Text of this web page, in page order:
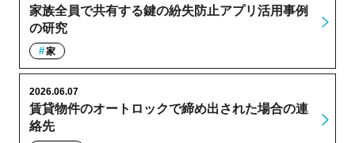
家族全員で共有する鍵の紛失防止アプリ活用事例
の研究
家
賃貸物件のオートロックで締め出された場合の連
絡先
2026.06.07